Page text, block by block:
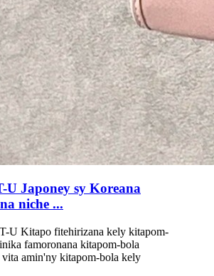
U Japoney sy Koreana
niche ...